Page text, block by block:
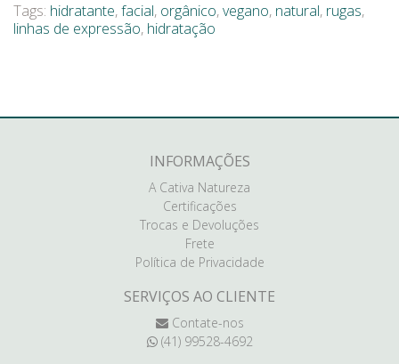
Tags: hidratante,facial, orgânico,vegano, natural, rugas,
linhas de expressão, hidratação
INFORMAÇÕES
A Cativa Natureza
Certificações
Trocas e Devoluções
Frete
Política de Privacidade
SERVIÇOS AO CLIENTE
Contate-nos
(41) 99528-4692